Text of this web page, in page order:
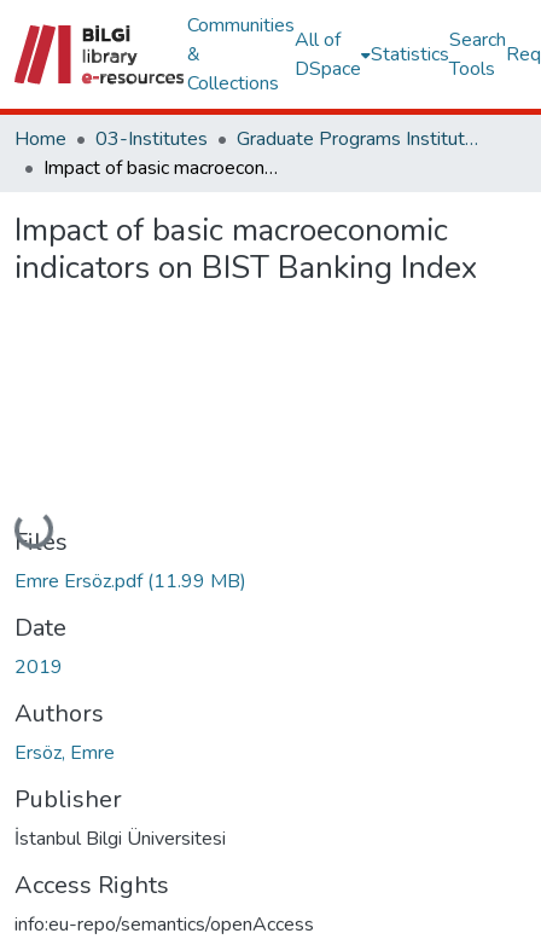
Communities
&
Collections
All of
DSpace
Statistics
Search
Tools
Home 03-Institutes
Graduate Programs Institute Thesis Collection
Impact of basic macroeconomic indicators on BIST Banking Index
Impact of basic macroeconomic
indicators on BIST Banking Index
Loading...
Files
Emre Ersöz.pdf(11.99 MB)
Date
2019
Authors
Ersöz, Emre
Publisher
İstanbul Bilgi Üniversitesi
Access Rights
info:eu-repo/semantics/openAccess